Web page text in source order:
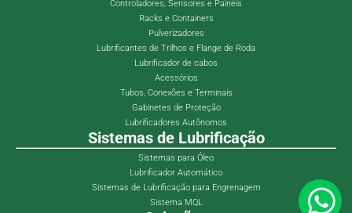
Controladores, Sensores e Painéis
Racks e Containers
Pulverizadores
Lubrificantes de Trilhos e Flange de Roda
Lubrificador de cabos
Acessórios
Tubos, Conexões e Terminais
Gabinetes de Proteção
Lubrificadores Autônomos
Sistemas de Lubrificação
Sistemas para Óleo
Lubrificador Automático
Sistemas de Lubrificação para Engrenagem
Sistema MQL